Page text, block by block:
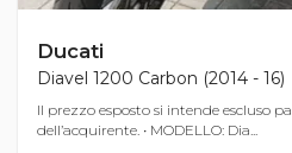
Ducati
Diavel 1200 Carbon (2014 - 16)
Il prezzo esposto si intende escluso
dell’acquirente. • MODELLO: Dia...